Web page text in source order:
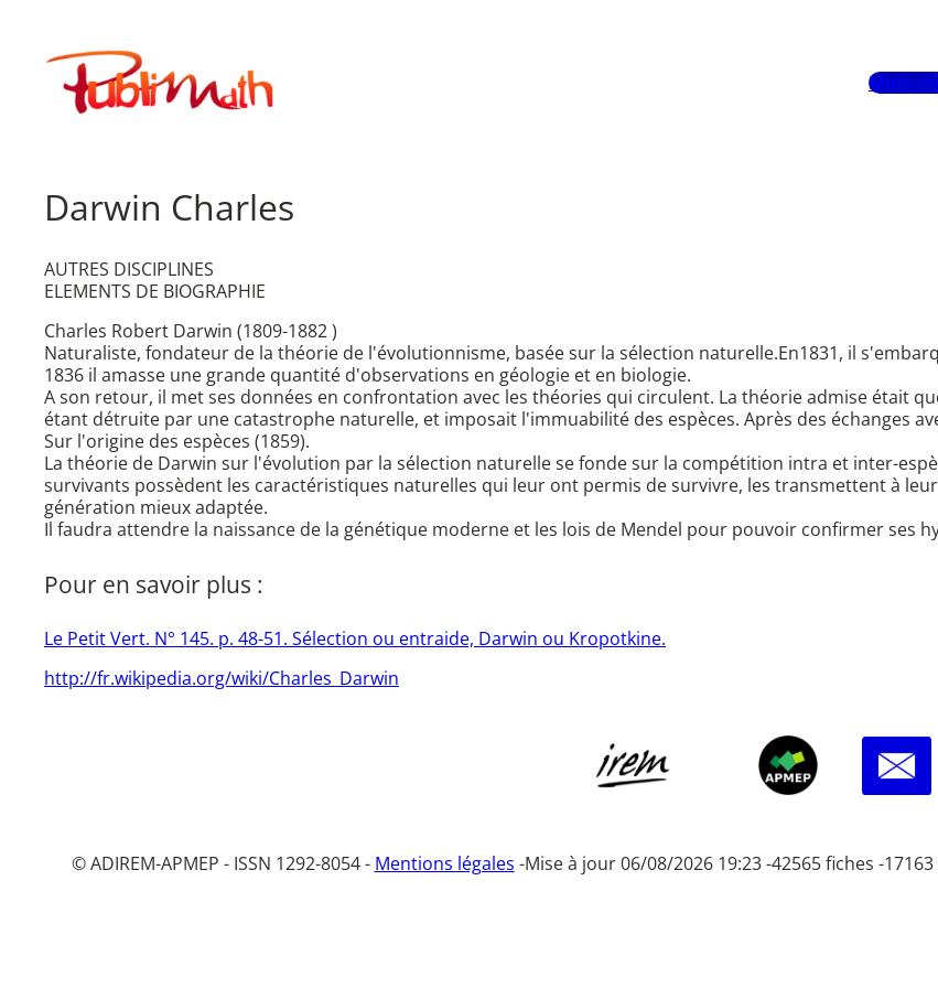
contenuPublimath
Mots-
Darwin Charles
AUTRES DISCIPLINES
ELEMENTS DE BIOGRAPHIE
Charles Robert Darwin (1809-1882 )
Naturaliste, fondateur de la théorie de l'évolutionnisme, basée sur la sélection naturelle.En1831, il
1836 il amasse une grande quantité d'observations en géologie et en biologie.
A son retour, il met ses données en confrontation avec les théories qui circulent. La théorie admise était
étant détruite par une catastrophe naturelle, et imposait l'immuabilité des espèces. Après des échanges
Sur l'origine des espèces (1859).
La théorie de Darwin sur l'évolution par la sélection naturelle se fonde sur la compétition intra et inter-
survivants possèdent les caractéristiques naturelles qui leur ont permis de survivre, les transmettent à
génération mieux adaptée.
Il faudra attendre la naissance de la génétique moderne et les lois de Mendel pour pouvoir confirmer ses
Pour en savoir plus :
Le Petit Vert. N° 145. p. 48-51. Sélection ou entraide, Darwin ou Kropotkine.
http://fr.wikipedia.org/wiki/Charles_Darwin
© ADIREM-APMEP - ISSN 1292-8054 - Mentions légales -Mise à jour 06/08/2026 19:23 -42565 fiches -